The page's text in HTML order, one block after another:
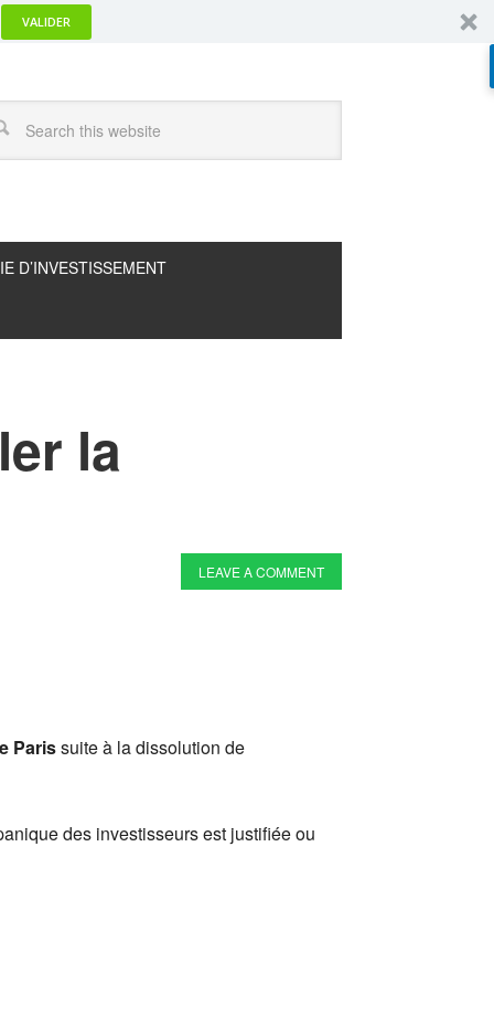
VALIDER
D’INVESTISSEMENT
la
LEAVE A COMMENT
Parissuite à la dissolution de
des investisseurs est justifiée ou